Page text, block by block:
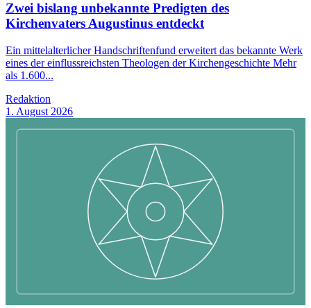
Zwei bislang unbekannte Predigten des
Kirchenvaters Augustinus entdeckt
Ein mittelalterlicher Handschriftenfund erweitert das bekannte Werk
eines der einflussreichsten Theologen der Kirchengeschichte Mehr
als 1.600...
Redaktion
1. August 2026